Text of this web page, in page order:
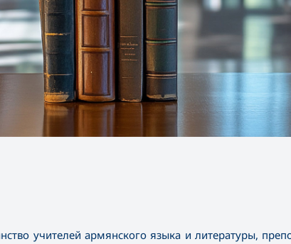
учителей армянского языка и литературы,